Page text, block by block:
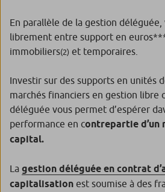
En parallèle de la gestion
librement entre support en
immobiliers(2) et temporaires.
Investir sur des supports en unités
marchés financiers en gestion libre
déléguée vous permet d’espérer
performance en contrepartie d’un
capital.
La gestion déléguée en contrat
capitalisation est soumise à des